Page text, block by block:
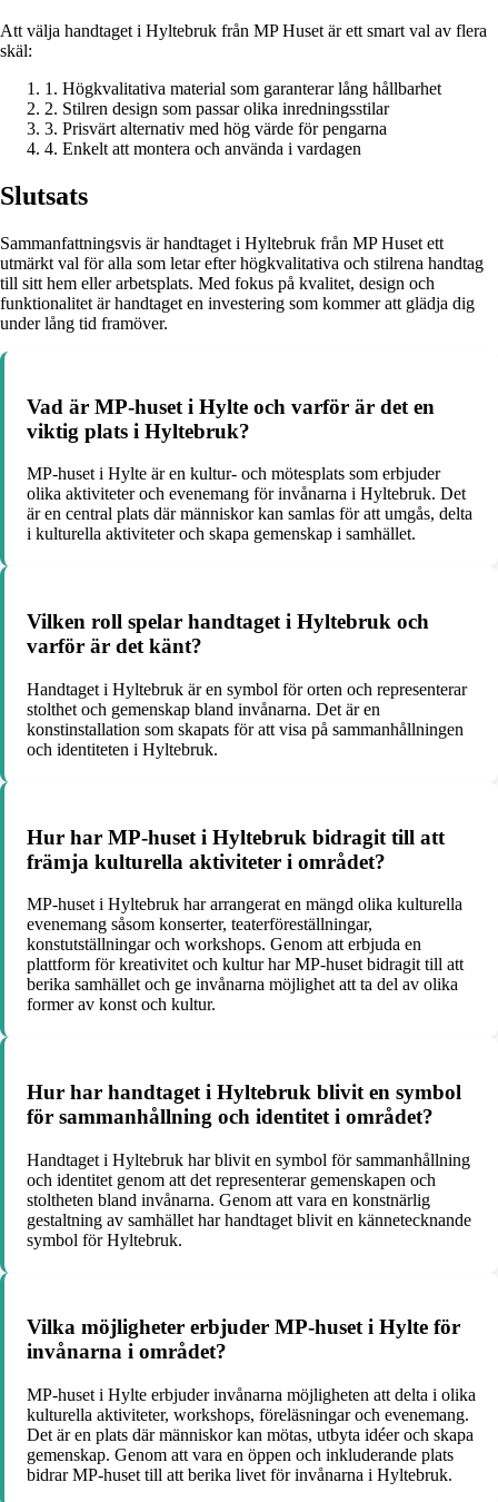
Att välja handtaget i Hyltebruk från MP Huset är ett smart val av flera
skäl:
1. Högkvalitativa material som garanterar lång hållbarhet
2. Stilren design som passar olika inredningsstilar
3. Prisvärt alternativ med hög värde för pengarna
4. Enkelt att montera och använda i vardagen
Slutsats
Sammanfattningsvis är handtaget i Hyltebruk från MP Huset ett
utmärkt val för alla som letar efter högkvalitativa och stilrena handtag
till sitt hem eller arbetsplats. Med fokus på kvalitet, design och
funktionalitet är handtaget en investering som kommer att glädja dig
under lång tid framöver.
Vad är MP-huset i Hylte och varför är det en
viktig plats i Hyltebruk?
MP-huset i Hylte är en kultur- och mötesplats som erbjuder
olika aktiviteter och evenemang för invånarna i Hyltebruk. Det
är en central plats där människor kan samlas för att umgås, delta
i kulturella aktiviteter och skapa gemenskap i samhället.
Vilken roll spelar handtaget i Hyltebruk och
varför är det känt?
Handtaget i Hyltebruk är en symbol för orten och representerar
stolthet och gemenskap bland invånarna. Det är en
konstinstallation som skapats för att visa på sammanhållningen
och identiteten i Hyltebruk.
Hur har MP-huset i Hyltebruk bidragit till att
främja kulturella aktiviteter i området?
MP-huset i Hyltebruk har arrangerat en mängd olika kulturella
evenemang såsom konserter, teaterföreställningar,
konstutställningar och workshops. Genom att erbjuda en
plattform för kreativitet och kultur har MP-huset bidragit till att
berika samhället och ge invånarna möjlighet att ta del av olika
former av konst och kultur.
Hur har handtaget i Hyltebruk blivit en symbol
för sammanhållning och identitet i området?
Handtaget i Hyltebruk har blivit en symbol för sammanhållning
och identitet genom att det representerar gemenskapen och
stoltheten bland invånarna. Genom att vara en konstnärlig
gestaltning av samhället har handtaget blivit en kännetecknande
symbol för Hyltebruk.
Vilka möjligheter erbjuder MP-huset i Hylte för
invånarna i området?
MP-huset i Hylte erbjuder invånarna möjligheten att delta i olika
kulturella aktiviteter, workshops, föreläsningar och evenemang.
Det är en plats där människor kan mötas, utbyta idéer och skapa
gemenskap. Genom att vara en öppen och inkluderande plats
bidrar MP-huset till att berika livet för invånarna i Hyltebruk.